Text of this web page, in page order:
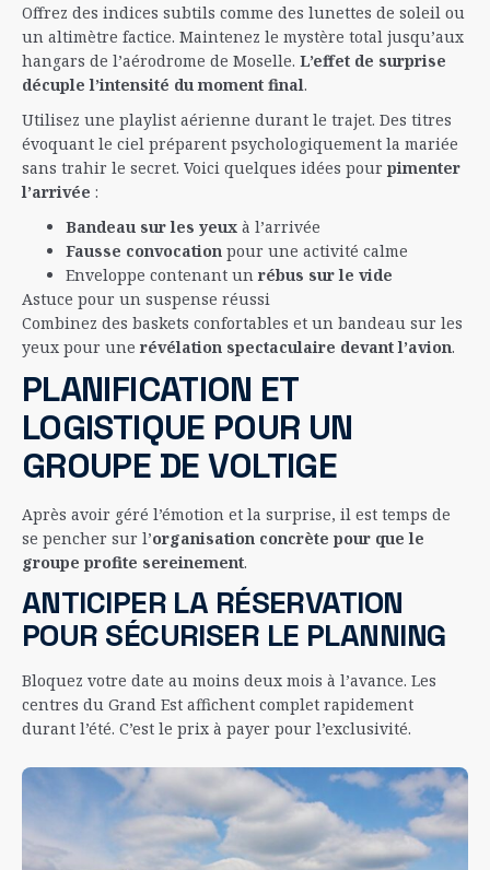
Offrez des indices subtils comme des lunettes de soleil ou
un altimètre factice. Maintenez le mystère total jusqu’aux
hangars de l’aérodrome de Moselle. L’effet de surprise
décuple l’intensité du moment final.
Utilisez une playlist aérienne durant le trajet. Des titres
évoquant le ciel préparent psychologiquement la mariée
sans trahir le secret. Voici quelques idées pour pimenter
l’arrivée :
Bandeau sur les yeux à l’arrivée
Fausse convocation pour une activité calme
Enveloppe contenant un rébus sur le vide
Astuce pour un suspense réussi
Combinez des baskets confortables et un bandeau sur les
yeux pour une révélation spectaculaire devant l’avion.
PLANIFICATION ET
LOGISTIQUE POUR UN
GROUPE DE VOLTIGE
Après avoir géré l’émotion et la surprise, il est temps de
se pencher sur l’organisation concrète pour que le
groupe profite sereinement.
ANTICIPER LA RÉSERVATION
POUR SÉCURISER LE PLANNING
Bloquez votre date au moins deux mois à l’avance. Les
centres du Grand Est affichent complet rapidement
durant l’été. C’est le prix à payer pour l’exclusivité.